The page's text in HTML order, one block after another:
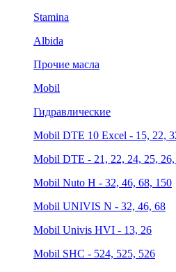
Stamina
Albida
Прочие масла
Mobil
Гидравлические
Mobil DTE 10 Excel - 15, 22,
Mobil DTE - 21, 22, 24, 25,
Mobil Nuto H - 32, 46, 68, 150
Mobil UNIVIS N - 32, 46, 68
Mobil Univis HVI - 13, 26
Mobil SHC - 524, 525, 526